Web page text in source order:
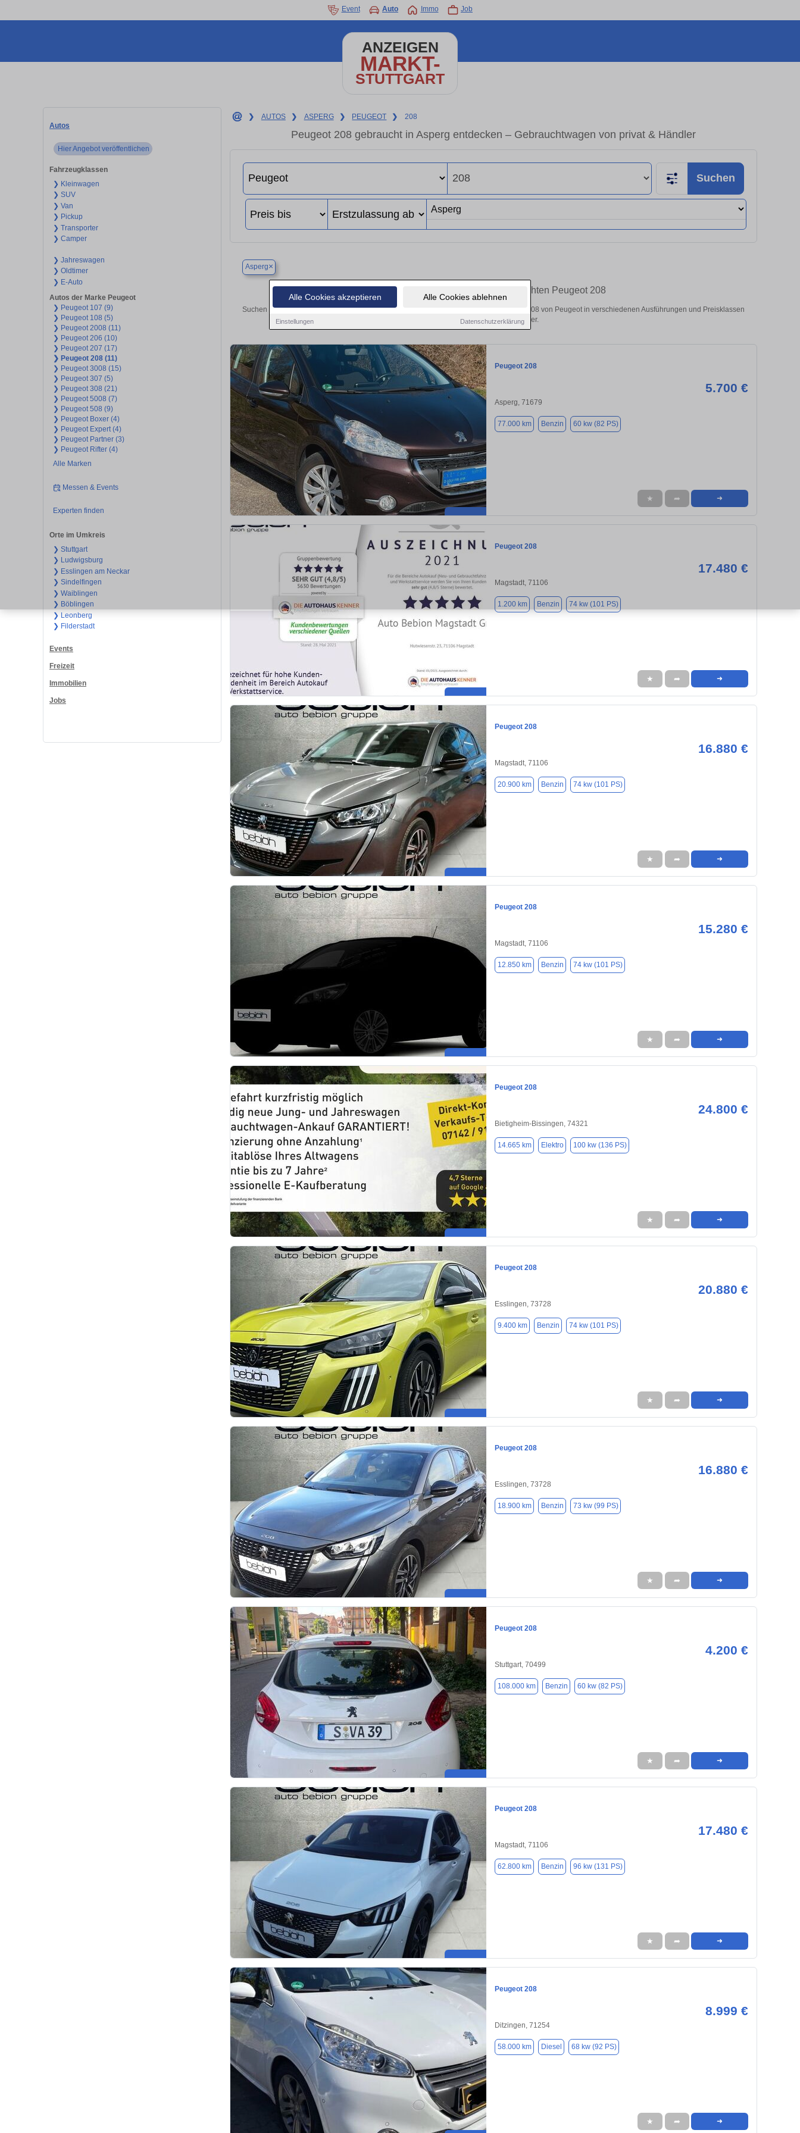
Alle Cookies akzeptieren Alle Cookies ablehnen
Einstellungen Datenschutzerklärung
Event Auto Immo Job
ANZEIGEN
MARKT-
STUTTGART
Autos
Hier Angebot veröffentlichen
Fahrzeugklassen
❯ Kleinwagen
❯ SUV
❯ Van
❯ Pickup
❯ Transporter
❯ Camper
❯ Jahreswagen
❯ Oldtimer
❯ E-Auto
Autos der Marke Peugeot
❯ Peugeot 107 (9)
❯ Peugeot 108 (5)
❯ Peugeot 2008 (11)
❯ Peugeot 206 (10)
❯ Peugeot 207 (17)
❯ Peugeot 208 (11)
❯ Peugeot 3008 (15)
❯ Peugeot 307 (5)
❯ Peugeot 308 (21)
❯ Peugeot 5008 (7)
❯ Peugeot 508 (9)
❯ Peugeot Boxer (4)
❯ Peugeot Expert (4)
❯ Peugeot Partner (3)
❯ Peugeot Rifter (4)
Alle Marken
Messen & Events
Experten finden
Orte im Umkreis
❯ Stuttgart
❯ Ludwigsburg
❯ Esslingen am Neckar
❯ Sindelfingen
❯ Waiblingen
❯ Böblingen
❯ Leonberg
❯ Filderstadt
Events
Freizeit
Immobilien
Jobs
❯ AUTOS ❯ ASPERG ❯ PEUGEOT ❯ 208
Peugeot 208 gebraucht in Asperg entdecken – Gebrauchtwagen von privat & Händler
Suchen
Asperg×
Finden Sie in Asperg Ihren gebrauchten Peugeot 208
Suchen Sie in Asperg einen Peugeot 208 Gebrauchtwagen? Entdecken Sie gebrauchte 208 von Peugeot in verschiedenen Ausführungen und Preisklassen
von privat und vom Händler.
Peugeot 208
5.700 €
Asperg, 71679
77.000 km Benzin 60 kw (82 PS)
★ ➦ ➜
Peugeot 208
17.480 €
Magstadt, 71106
1.200 km Benzin 74 kw (101 PS)
★ ➦ ➜
Peugeot 208
16.880 €
Magstadt, 71106
20.900 km Benzin 74 kw (101 PS)
★ ➦ ➜
Peugeot 208
15.280 €
Magstadt, 71106
12.850 km Benzin 74 kw (101 PS)
★ ➦ ➜
Peugeot 208
24.800 €
Bietigheim-Bissingen, 74321
14.665 km Elektro 100 kw (136 PS)
★ ➦ ➜
Peugeot 208
20.880 €
Esslingen, 73728
9.400 km Benzin 74 kw (101 PS)
★ ➦ ➜
Peugeot 208
16.880 €
Esslingen, 73728
18.900 km Benzin 73 kw (99 PS)
★ ➦ ➜
Peugeot 208
4.200 €
Stuttgart, 70499
108.000 km Benzin 60 kw (82 PS)
★ ➦ ➜
Peugeot 208
17.480 €
Magstadt, 71106
62.800 km Benzin 96 kw (131 PS)
★ ➦ ➜
Peugeot 208
8.999 €
Ditzingen, 71254
58.000 km Diesel 68 kw (92 PS)
★ ➦ ➜